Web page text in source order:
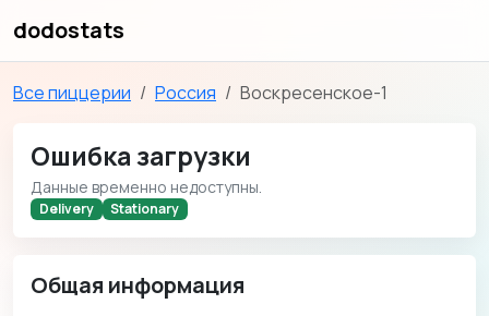
dodostats
Все пиццерии Россия Воскресенское-1
Ошибка загрузки
Данные временно недоступны.
Delivery Stationary
Общая информация